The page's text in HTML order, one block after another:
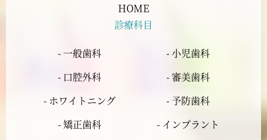
2024年5月
2024年2月
HOME
診療科目
- 一般歯科
- 小児歯科
- 口腔外科
- 審美歯科
- ホワイトニング
- 予防歯科
- 矯正歯科
- インプラント